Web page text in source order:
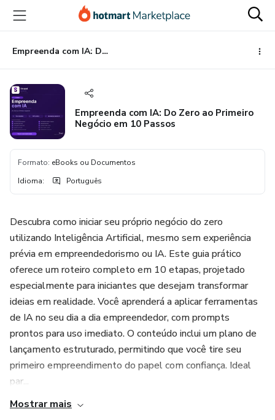
para
conteúdo
principal
para
pagamento
para
rodapé
Empreenda com IA: Do Zero ao Primeiro Negócio em 10 Passos
Empreenda com IA: Do Zero ao Primeiro
Negócio em 10 Passos
Formato: eBooks ou Documentos
Idioma: Português
Descubra como iniciar seu próprio negócio do zero
utilizando Inteligência Artificial, mesmo sem experiência
prévia em empreendedorismo ou IA. Este guia prático
oferece um roteiro completo em 10 etapas, projetado
especialmente para iniciantes que desejam transformar
ideias em realidade. Você aprenderá a aplicar ferramentas
de IA no seu dia a dia empreendedor, com prompts
prontos para uso imediato. O conteúdo inclui um plano de
lançamento estruturado, permitindo que você tire seu
primeiro empreendimento do papel com confiança. Ideal
par...
Mostrar mais